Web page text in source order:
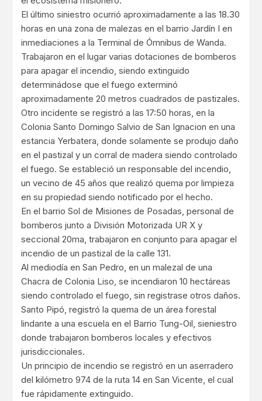
El último siniestro ocurrió aproximadamente a las 18.30
horas en una zona de malezas en el barrio Jardín I en
inmediaciones a la Terminal de Ómnibus de Wanda.
Trabajaron en el lugar varias dotaciones de bomberos
para apagar el incendio, siendo extinguido
determinádose que el fuego exterminó
aproximadamente 20 metros cuadrados de pastizales.
Otro incidente se registró a las 17:50 horas, en la
Colonia Santo Domingo Salvio de San Ignacion en una
estancia Yerbatera, donde solamente se produjo daño
en el pastizal y un corral de madera siendo controlado
el fuego. Se estableció un responsable del incendio,
un vecino de 45 años que realizó quema por limpieza
en su propiedad siendo notificado por el hecho.
En el barrio Sol de Misiones de Posadas, personal de
bomberos junto a División Motorizada UR X y
seccional 20ma, trabajaron en conjunto para apagar el
incendio de un pastizal de la calle 131.
Al mediodía en San Pedro, en un malezal de una
Chacra de Colonia Liso, se incendiaron 10 hectáreas
siendo controlado el fuego, sin registrase otros daños.
Santo Pipó, registró la quema de un área forestal
lindante a una escuela en el Barrio Tung-Oil, sieniestro
donde trabajaron bomberos locales y efectivos
jurisdiccionales.
Un principio de incendio se registró en un aserradero
del kilómetro 974 de la ruta 14 en San Vicente, el cual
fue rápidamente extinguido.